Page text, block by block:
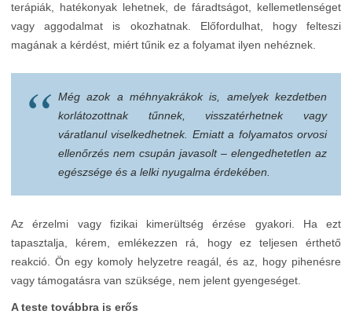
terápiák, hatékonyak lehetnek, de fáradtságot, kellemetlenséget
vagy aggodalmat is okozhatnak. Előfordulhat, hogy felteszi
magának a kérdést, miért tűnik ez a folyamat ilyen nehéznek.
Még azok a méhnyakrákok is, amelyek kezdetben
korlátozottnak tűnnek, visszatérhetnek vagy
váratlanul viselkedhetnek. Emiatt a folyamatos orvosi
ellenőrzés nem csupán javasolt – elengedhetetlen az
egészsége és a lelki nyugalma érdekében.
Az érzelmi vagy fizikai kimerültség érzése gyakori. Ha ezt
tapasztalja, kérem, emlékezzen rá, hogy ez teljesen érthető
reakció. Ön egy komoly helyzetre reagál, és az, hogy pihenésre
vagy támogatásra van szüksége, nem jelent gyengeséget.
A teste továbbra is erős